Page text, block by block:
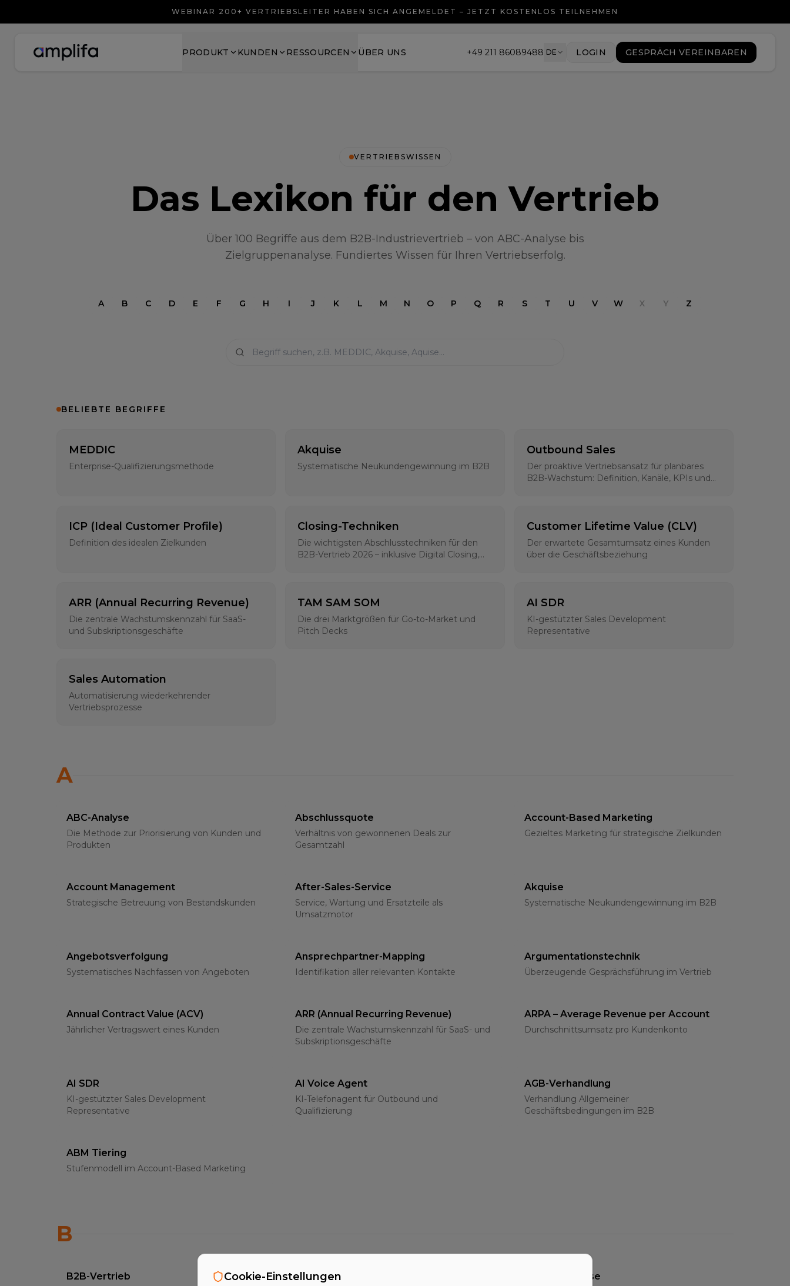
WEBINAR 200+ VERTRIEBSLEITER HABEN SICH ANGEMELDET – JETZT KOSTENLOS TEILNEHMEN
PRODUKT KUNDEN RESSOURCEN ÜBER UNS +49 211 86089488 DE LOGIN GESPRÄCH VEREINBAREN
VERTRIEBSWISSEN
Das Lexikon für den Vertrieb
Über 100 Begriffe aus dem B2B-Industrievertrieb – von ABC-Analyse bis
Zielgruppenanalyse. Fundiertes Wissen für Ihren Vertriebserfolg.
A B C D E F G H I J K L M N O P Q R S T U V W X Y Z
BELIEBTE BEGRIFFE
MEDDIC
Enterprise-Qualifizierungsmethode
Akquise
Systematische Neukundengewinnung im B2B
Outbound Sales
Der proaktive Vertriebsansatz für planbares
B2B-Wachstum: Definition, Kanäle, KPIs und
ICP (Ideal Customer Profile)
Definition des idealen Zielkunden
Closing-Techniken
Die wichtigsten Abschlusstechniken für den
B2B-Vertrieb 2026 – inklusive Digital Closing,
Customer Lifetime Value (CLV)
Der erwartete Gesamtumsatz eines Kunden
über die Geschäftsbeziehung
ARR (Annual Recurring Revenue)
Die zentrale Wachstumskennzahl für SaaS-
und Subskriptionsgeschäfte
TAM SAM SOM
Die drei Marktgrößen für Go-to-Market und
Pitch Decks
AI SDR
KI-gestützter Sales Development
Representative
Sales Automation
Automatisierung wiederkehrender
Vertriebsprozesse
A
ABC-Analyse
Die Methode zur Priorisierung von Kunden und
Produkten
Abschlussquote
Verhältnis von gewonnenen Deals zur
Gesamtzahl
Account-Based Marketing
Gezieltes Marketing für strategische Zielkunden
Account Management
Strategische Betreuung von Bestandskunden
After-Sales-Service
Service, Wartung und Ersatzteile als
Umsatzmotor
Akquise
Systematische Neukundengewinnung im B2B
Angebotsverfolgung
Systematisches Nachfassen von Angeboten
Ansprechpartner-Mapping
Identifikation aller relevanten Kontakte
Argumentationstechnik
Überzeugende Gesprächsführung im Vertrieb
Annual Contract Value (ACV)
Jährlicher Vertragswert eines Kunden
ARR (Annual Recurring Revenue)
Die zentrale Wachstumskennzahl für SaaS- und
Subskriptionsgeschäfte
ARPA – Average Revenue per Account
Durchschnittsumsatz pro Kundenkonto
AI SDR
KI-gestützter Sales Development
Representative
AI Voice Agent
KI-Telefonagent für Outbound und
Qualifizierung
AGB-Verhandlung
Verhandlung Allgemeiner
Geschäftsbedingungen im B2B
ABM Tiering
Stufenmodell im Account-Based Marketing
B
B2B-Vertrieb BANT-Methode Bedarfsanalyse
Cookie-Einstellungen